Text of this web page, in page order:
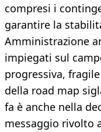
compresi i
garantire la
Amministrazione
impiegati sul
progressiva,
della road map
fa è anche nella
messaggio rivolto